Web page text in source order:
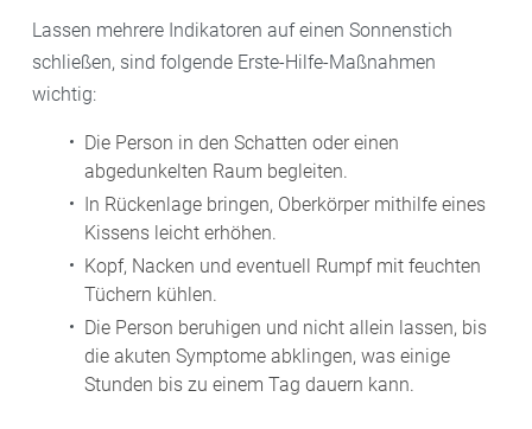
Lassen mehrere Indikatoren auf einen Sonnenstich
schließen, sind folgende Erste-Hilfe-Maßnahmen
wichtig:
Die Person in den Schatten oder einen
abgedunkelten Raum begleiten.
In Rückenlage bringen, Oberkörper mithilfe eines
Kissens leicht erhöhen.
Kopf, Nacken und eventuell Rumpf mit feuchten
Tüchern kühlen.
Die Person beruhigen und nicht allein lassen, bis
die akuten Symptome abklingen, was einige
Stunden bis zu einem Tag dauern kann.